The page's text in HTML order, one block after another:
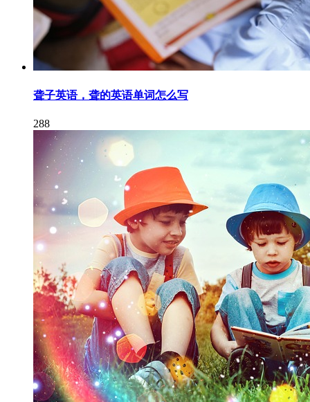
聋子英语，聋的英语单词怎么写
288